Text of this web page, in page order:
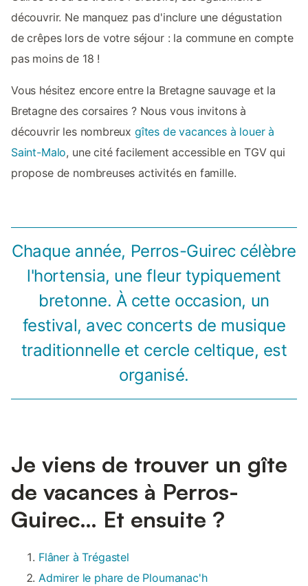
découvrir. Ne manquez pas d'inclure une dégustation
de crêpes lors de votre séjour : la commune en compte
pas moins de 18 !
Vous hésitez encore entre la Bretagne sauvage et la
Bretagne des corsaires ? Nous vous invitons à
découvrir les nombreux gîtes de vacances à louer à
Saint-Malo, une cité facilement accessible en TGV qui
propose de nombreuses activités en famille.
Chaque année, Perros-Guirec célèbre
l'hortensia, une fleur typiquement
bretonne. À cette occasion, un
festival, avec concerts de musique
traditionnelle et cercle celtique, est
organisé.
Je viens de trouver un gîte
de vacances à Perros-
Guirec… Et ensuite ?
Flâner à Trégastel
Admirer le phare de Ploumanac'h